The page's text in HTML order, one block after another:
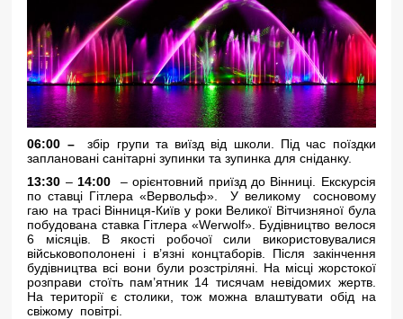
06:00 –
збір групи та виїзд від школи. Під час поїздки
заплановані санітарні зупинки та зупинка для сніданку.
13:30 – 14:00 – орієнтовний приїзд до Вінниці. Екскурсія
по ставці Гітлера «Вервольф». У великому сосновому
гаю на трасі Вінниця-Київ у роки Великої Вітчизняної була
побудована ставка Гітлера «Werwolf». Будівництво велося
6 місяців. В якості робочої сили використовувалися
військовополонені і в’язні концтаборів. Після закінчення
будівництва всі вони були розстріляні. На місці жорстокої
розправи стоїть пам’ятник 14 тисячам невідомих жертв.
На території є столики, тож можна влаштувати обід на
свіжому повітрі.